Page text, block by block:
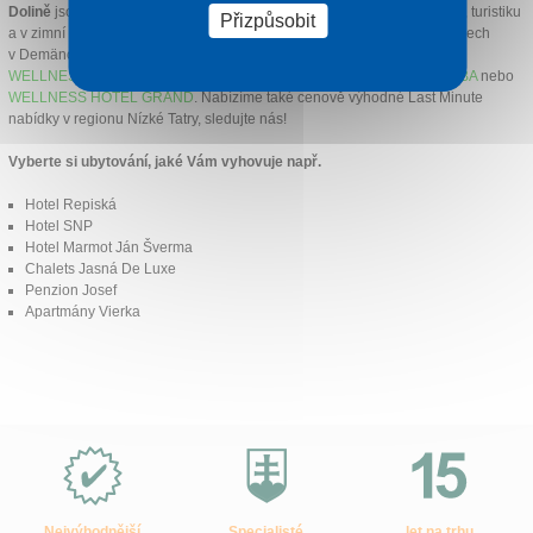
Dolině jsou Vám plně k dispozici pro Vaši pohodovou dovolenou, relax, turistiku
a v zimní sezóně pro lyžování. Ubytujte se v těch nejoblíbenějších hotelech
v Demänovské dolině jako
WELLNESS HOTEL CHOPOK
SKI & WELLNESS REZIDENCE DRUŽBAnebo
WELLNESS HOTEL GRAND. Nabízíme také cenově výhodné Last Minute
nabídky v regionu Nízké Tatry, sledujte nás!
Vyberte si ubytování, jaké Vám vyhovuje např.
Hotel Repiská
Hotel SNP
Hotel Marmot Ján Šverma
Chalets Jasná De Luxe
Penzion Josef
Apartmány Vierka
Slovensko.cz?
Přizpůsobit